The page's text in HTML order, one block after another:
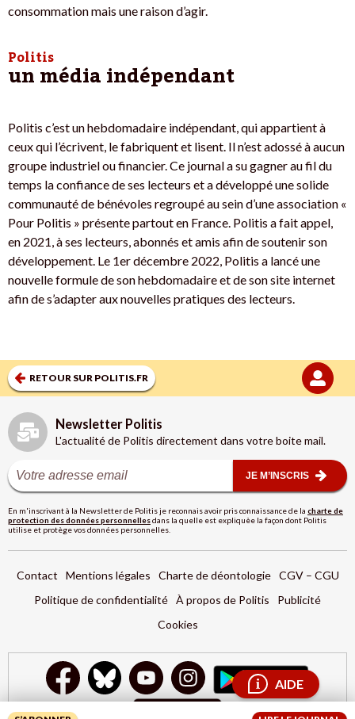
consommation mais une raison d’agir.
Politis
un média indépendant
Politis c’est un hebdomadaire indépendant, qui appartient à
ceux qui l’écrivent, le fabriquent et lisent. Il n’est adossé à aucun
groupe industriel ou financier. Ce journal a su gagner au fil du
temps la confiance de ses lecteurs et a développé une solide
communauté de bénévoles regroupé au sein d’une association «
Pour Politis » présente partout en France. Politis a fait appel,
en 2021, à ses lecteurs, abonnés et amis afin de soutenir son
développement. Le 1er décembre 2022, Politis a lancé une
nouvelle formule de son hebdomadaire et de son site internet
afin de s’adapter aux nouvelles pratiques des lecteurs.
RETOUR SUR POLITIS.FR
Newsletter Politis
L'actualité de Politis directement dans votre boite mail.
JE M’INSCRIS
En m'inscrivant à la Newsletter de Politis je reconnais avoir pris connaissance de la charte de
protection des données personnellesdans la quelle est expliquèe la façon dont Politis
utilise et protège vos données personnelles.
Contact Mentions légales Charte de déontologie
CGV – CGU
Politique de confidentialité À propos de Politis
Publicité
Cookies
AIDE